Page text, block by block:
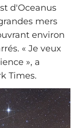
d'Oceanus
mers
environ
« Je veux
», a
Times.